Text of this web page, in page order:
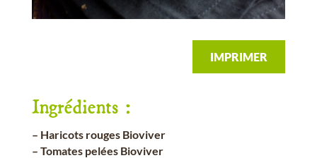
IMPRIMER
Ingrédients :
– Haricots rouges Bioviver
– Tomates pelées Bioviver